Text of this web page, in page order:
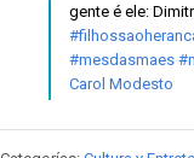
gente é ele:
#mesdasmaes
Carol Modesto